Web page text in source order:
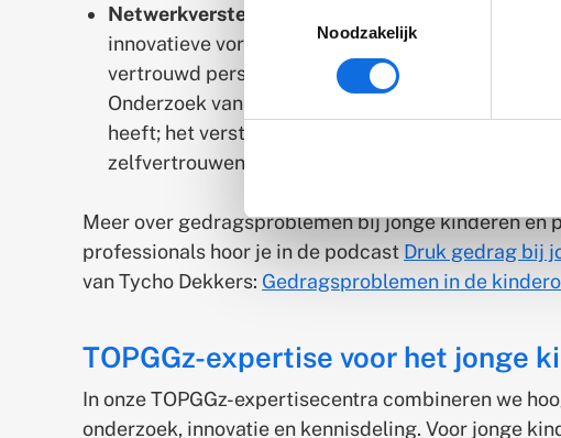
Noodzakelijk
Netwerkversterking met JIM (Jouw Ingebrachte
innovatieve vormen van netwerkondersteuning,
vertrouwd persoon uit de omgeving van het gezin
Onderzoek van Levvel laat zien dat
heeft; het versterkt niet alleen het kind, maar
zelfvertrouwen van het hele gezin.
Meer over gedragsproblemen bij jonge kinderen en
professionals hoor je in de podcast Druk gedrag bij
van Tycho Dekkers: Gedragsproblemen in de
TOPGGz-expertise voor het jonge
In onze TOPGGz-expertisecentra combineren we
onderzoek, innovatie en kennisdeling. Voor jonge